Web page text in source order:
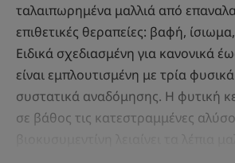
ταλαιπωρημένα μαλλιά από
επιθετικές θεραπείες: βαφή,
Ειδικά σχεδιασμένη για κανονικά
είναι εμπλουτισμένη με τρία
συστατικά αναδόμησης. Η φυτική
σε βάθος τις κατεστραμμένες